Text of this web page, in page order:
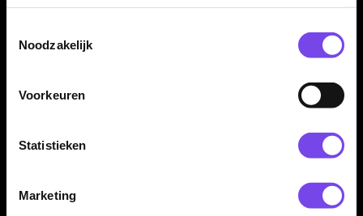
Noodzakelijk
Voorkeuren
Statistieken
Marketing
spigots kunnen deze punten niet correct worden gebruikt.
Dit product bestaat uit één set Caliburn Replaceable Dart
spigots, replaceable repoint tool, dartpijlen, barrels en overige
accessoires worden niet meegeleverd en moeten apart